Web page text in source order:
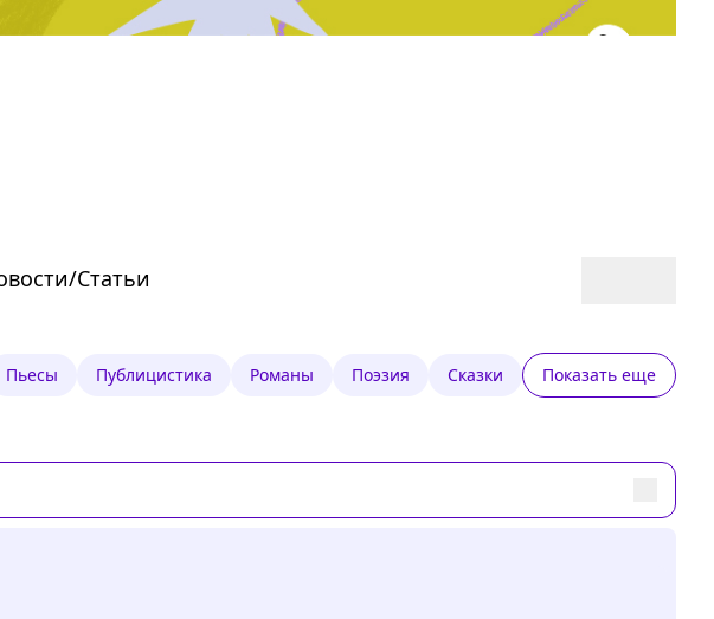
Статьи
Пьесы Публицистика Романы Поэзия Сказки Показать еще